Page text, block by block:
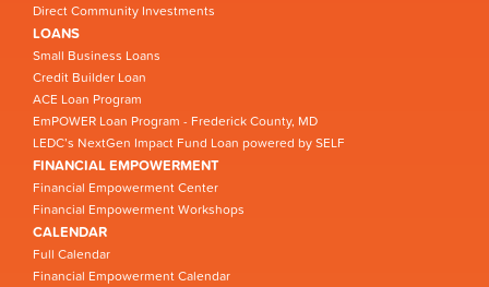
Direct Community Investments
LOANS
Small Business Loans
Credit Builder Loan
ACE Loan Program
EmPOWER Loan Program - Frederick County, MD
LEDC’s NextGen Impact Fund Loan powered by SELF
FINANCIAL EMPOWERMENT
Financial Empowerment Center
Financial Empowerment Workshops
CALENDAR
Full Calendar
Financial Empowerment Calendar